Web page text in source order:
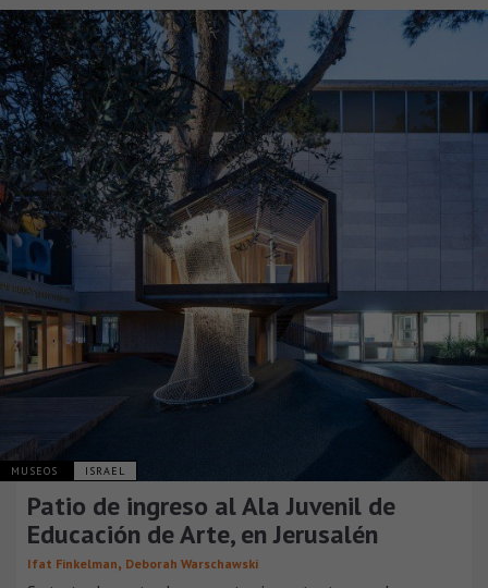
MUSEOS ISRAEL
Patio de ingreso al Ala Juvenil de
Educación de Arte, en Jerusalén
Ifat Finkelman, Deborah Warschawski